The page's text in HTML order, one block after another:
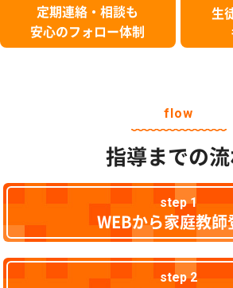
定期連絡・相談も
安心のフォロー体制
生
flow
指導までの流
step 1
WEBから家庭教師
step 2